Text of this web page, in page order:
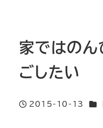
家ではのん
ごしたい
投稿日
2015-10-13 カ